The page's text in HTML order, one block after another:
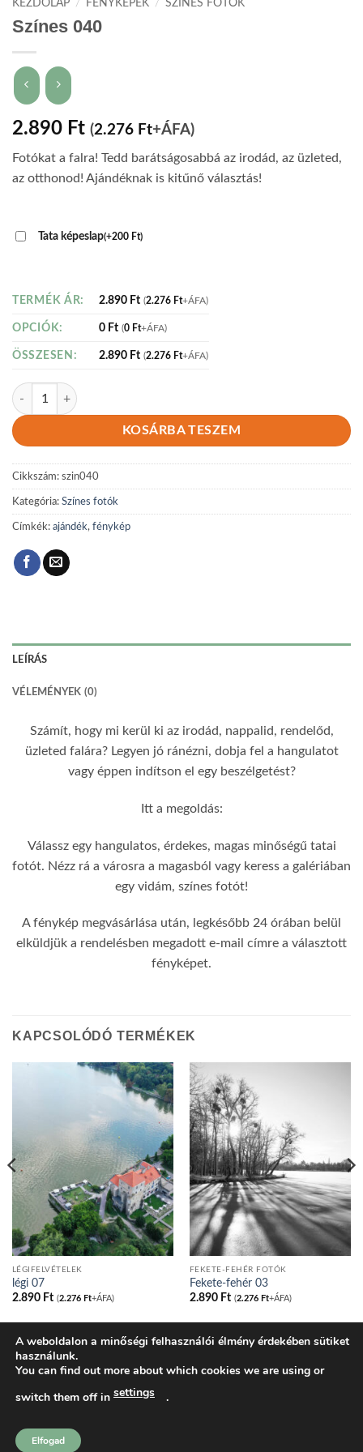
KEZDŐLAP / FÉNYKÉPEK / SZÍNES FOTÓK
Színes 040
2.890 Ft (2.276 Ft+ÁFA)
Fotókat a falra! Tedd barátságosabbá az irodád, az üzleted,
az otthonod! Ajándéknak is kitűnő választás!
Tata képeslap(+200 Ft)
TERMÉK ÁR: 2.890 Ft (2.276 Ft+ÁFA)
OPCIÓK: 0 Ft (0 Ft+ÁFA)
ÖSSZESEN: 2.890 Ft (2.276 Ft+ÁFA)
Színes 040 mennyiség
KOSÁRBA TESZEM
Cikkszám: szin040
Kategória: Színes fotók
Címkék: ajándék, fénykép
LEÍRÁS
VÉLEMÉNYEK (0)
Számít, hogy mi kerül ki az irodád, nappalid, rendelőd,
üzleted falára? Legyen jó ránézni, dobja fel a hangulatot
vagy éppen indítson el egy beszélgetést?
Itt a megoldás:
Válassz egy hangulatos, érdekes, magas minőségű tatai
fotót. Nézz rá a városra a magasból vagy keress a galériában
egy vidám, színes fotót!
A fénykép megvásárlása után, legkésőbb 24 órában belül
elküldjük a rendelésben megadott e-mail címre a választott
fényképet.
KAPCSOLÓDÓ TERMÉKEK
LÉGIFELVÉTELEK
légi 07
2.890 Ft (2.276 Ft+ÁFA)
FEKETE-FEHÉR FOTÓK
Fekete-fehér 03
2.890 Ft (2.276 Ft+ÁFA)
BLOG ADATVÉDELMI IRÁNYELVEK
ÁLTALÁNOS SZERZŐDÉSI FELTÉTELEK
KOSÁR
PÉNZTÁR
tatakonyv.hu 2026 ©
A weboldalon a minőségi felhasználói élmény érdekében sütiket
használunk.
You can find out more about which cookies we are using or
switch them off in settings .
Elfogad